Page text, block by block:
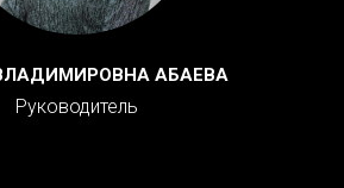
АБАЕВА
Руководитель